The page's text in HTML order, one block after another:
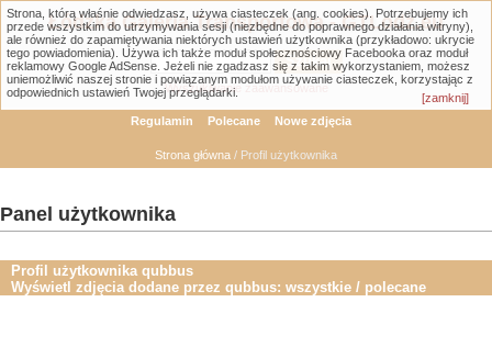
Łódzka Galeria Transportowa - GTLodz.eu
Wyszukiwanie zaawansowane
Regulamin Polecane Nowe zdjęcia
Strona główna / Profil użytkownika
Panel użytkownika
Profil użytkownika qubbus
Wyświetl zdjęcia dodane przez qubbus: wszystkie / polecane
Strona, którą właśnie odwiedzasz, używa ciasteczek (ang. cookies). Potrzebujemy ich
przede wszystkim do utrzymywania sesji (niezbędne do poprawnego działania witryny),
ale również do zapamiętywania niektórych ustawień użytkownika (przykładowo: ukrycie
tego powiadomienia). Używa ich także moduł społecznościowy Facebooka oraz moduł
reklamowy Google AdSense. Jeżeli nie zgadzasz się z takim wykorzystaniem, możesz
uniemożliwić naszej stronie i powiązanym modułom używanie ciasteczek, korzystając z
odpowiednich ustawień Twojej przeglądarki.
[zamknij]